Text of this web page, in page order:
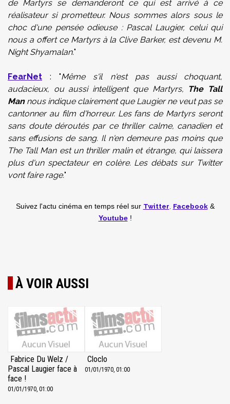
de Martyrs se demanderont ce qui est arrivé à ce
réalisateur si prometteur. Nous sommes alors sous le
choc d'une pensée odieuse : Pascal Laugier, celui qui
nous a offert ce Martyrs à la Clive Barker, est devenu M.
Night Shyamalan."
FearNet : "Même s'il n'est pas aussi choquant,
audacieux, ou aussi intelligent queMartyrs, The Tall
Mannous indique clairement que Laugier ne veut pas se
cantonner au film d'horreur. Les fans de Martyrs seront
sans doute déroutés par ce thriller calme, canadien et
sans effusions de sang. Il n'en demeure pas moins que
The Tall Man est un thriller malin et étrange, qui laissera
plus d'un spectateur en colère. Les débats sur Twitter
vont faire rage."
Suivez l'actu cinéma en temps réel sur Twitter Facebook&
Youtube!
À VOIR AUSSI
Fabrice Du Welz /
Pascal Laugier face à
face !
01/01/1970, 01:00
Cloclo
01/01/1970, 01:00